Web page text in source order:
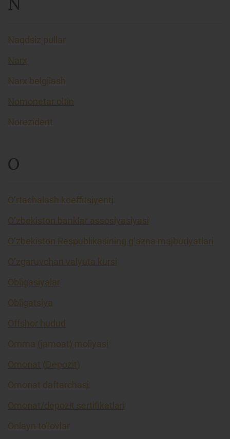
N
Naqdsiz pullar
Narx
Narx belgilash
Nomonetar oltin
Norezident
O
O’rtachalash koeffitsiyenti
O’zbekiston banklar assosiyasiyasi
O’zbekiston Respublikasining g’azna majburiyatlari
O’zgaruvchan valyuta kursi
Obligasiyalar
Obligatsiya
Offshor hudud
Omma (jamoat) moliyasi
Omonat (Depozit)
Omonat daftarchasi
Omonat/depozit sertifikatlari
Onlayn to’lovlar